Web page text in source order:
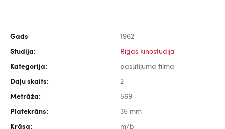
Gads 1962
Studija: Rīgas kinostudija
Kategorija: pasūtījuma filma
Daļu skaits: 2
Metrāža: 569
Platekrāns: 35 mm
Krāsa: m/b